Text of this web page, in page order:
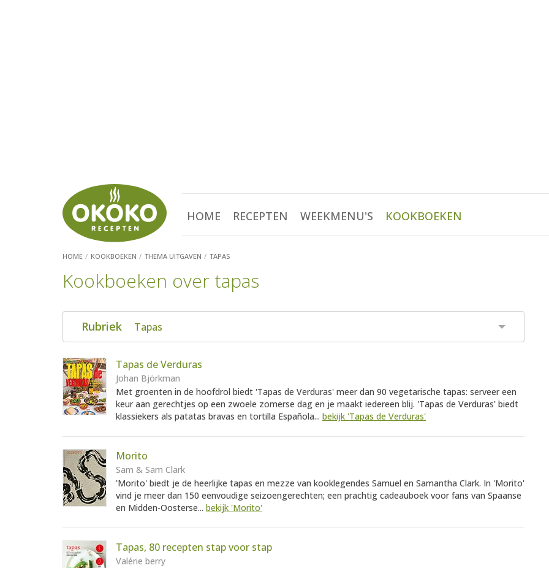
HOME RECEPTEN WEEKMENU'S KOOKBOEKEN
HOME KOOKBOEKEN THEMA UITGAVEN TAPAS
Kookboeken over tapas
Rubriek Tapas
Tapas de Verduras
Johan Björkman
Met groenten in de hoofdrol biedt 'Tapas de Verduras' meer dan 90 vegetarische tapas: serveer een
keur aan gerechtjes op een zwoele zomerse dag en je maakt iedereen blij. 'Tapas de Verduras' biedt
klassiekers als patatas bravas en tortilla Española... bekijk 'Tapas de Verduras'
Morito
Sam & Sam Clark
'Morito' biedt je de heerlijke tapas en mezze van kooklegendes Samuel en Samantha Clark. In 'Morito'
vind je meer dan 150 eenvoudige seizoengerechten; een prachtig cadeauboek voor fans van Spaanse
en Midden-Oosterse... bekijk 'Morito'
Tapas, 80 recepten stap voor stap
Valérie berry